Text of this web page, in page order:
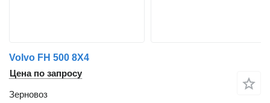
Volvo FH 500 8X4
Цена по запросу
Зерновоз